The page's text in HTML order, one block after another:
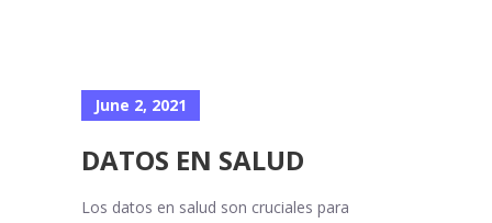
June 2, 2021
DATOS EN SALUD
Los datos en salud son cruciales para